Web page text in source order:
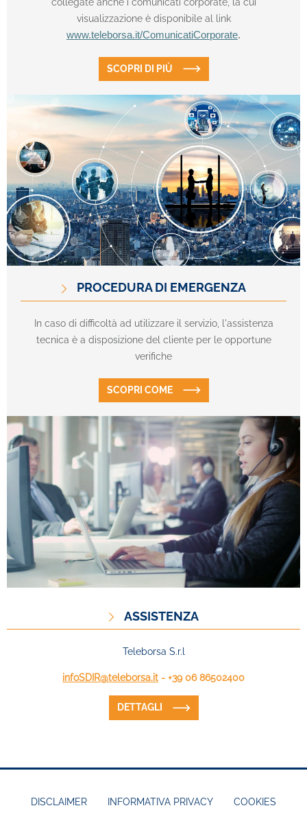
visualizzazione è disponibile al link
www.teleborsa.it/ComunicatiCorporate.
SCOPRI DI PIÙ
PROCEDURA DI EMERGENZA
In caso di difficoltà ad utilizzare il servizio, l'assistenza
tecnica è a disposizione del cliente per le opportune
verifiche
SCOPRI COME
ASSISTENZA
Teleborsa S.r.l
infoSDIR@teleborsa.it - +39 06 86502400
DETTAGLI
DISCLAIMER INFORMATIVA PRIVACY COOKIES